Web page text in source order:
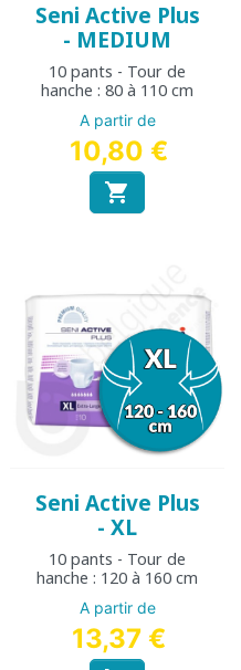
Seni Active Plus
- MEDIUM
10 pants - Tour de
hanche : 80 à 110 cm
A partir de
10,80 €

Seni Active Plus
- XL
10 pants - Tour de
hanche : 120 à 160 cm
A partir de
13,37 €